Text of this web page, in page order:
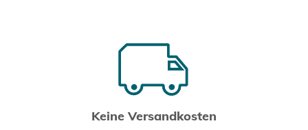
Keine Versandkosten